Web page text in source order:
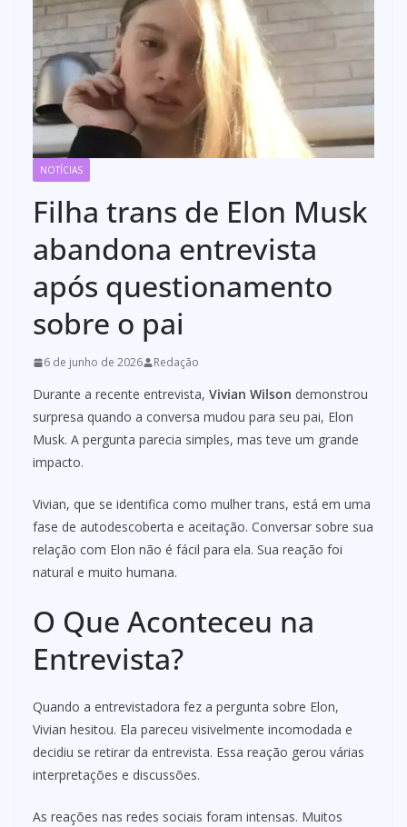
NOTÍCIAS
Filha trans de Elon Musk
abandona entrevista
após questionamento
sobre o pai
6 de junho de 2026 Redação
Durante a recente entrevista, Vivian Wilson demonstrou
surpresa quando a conversa mudou para seu pai, Elon
Musk. A pergunta parecia simples, mas teve um grande
impacto.
Vivian, que se identifica como mulher trans, está em uma
fase de autodescoberta e aceitação. Conversar sobre sua
relação com Elon não é fácil para ela. Sua reação foi
natural e muito humana.
O Que Aconteceu na
Entrevista?
Quando a entrevistadora fez a pergunta sobre Elon,
Vivian hesitou. Ela pareceu visivelmente incomodada e
decidiu se retirar da entrevista. Essa reação gerou várias
interpretações e discussões.
As reações nas redes sociais foram intensas. Muitos